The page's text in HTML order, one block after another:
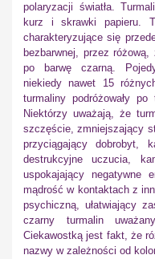
polaryzacji światła.
kurz i skrawki papieru.
charakteryzujące się
bezbarwnej, przez
po barwę czarną.
niekiedy nawet 15
turmaliny podróżowały
Niektórzy uważają, że
szczęście, zmniejszający
przyciągający dobrobyt,
destrukcyjne uczucia,
uspokajający negatywne
mądrość w kontaktach z
psychiczną, ułatwiający
czarny turmalin
Ciekawostką jest fakt, że
nazwy w zależności od